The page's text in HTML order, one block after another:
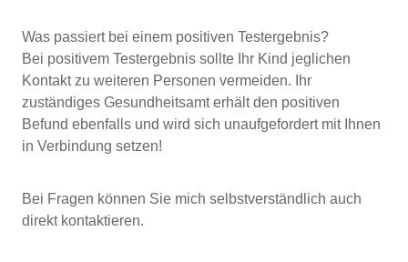
Was passiert bei einem positiven Testergebnis?
Bei positivem Testergebnis sollte Ihr Kind jeglichen
Kontakt zu weiteren Personen vermeiden. Ihr
zuständiges Gesundheitsamt erhält den positiven
Befund ebenfalls und wird sich unaufgefordert mit Ihnen
in Verbindung setzen!
Bei Fragen können Sie mich selbstverständlich auch
direkt kontaktieren.